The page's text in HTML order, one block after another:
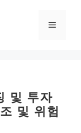
메
및 투자
및 위험